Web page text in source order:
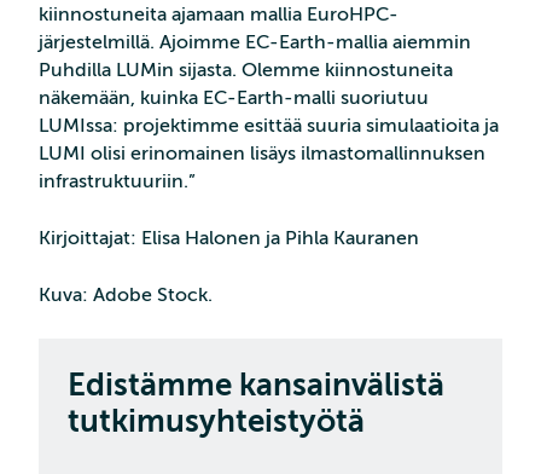
kiinnostuneita ajamaan mallia EuroHPC-
järjestelmillä. Ajoimme EC-Earth-mallia aiemmin
Puhdilla LUMin sijasta. Olemme kiinnostuneita
näkemään, kuinka EC-Earth-malli suoriutuu
LUMIssa: projektimme esittää suuria simulaatioita ja
LUMI olisi erinomainen lisäys ilmastomallinnuksen
infrastruktuuriin.”
Kirjoittajat: Elisa Halonen ja Pihla Kauranen
Kuva: Adobe Stock.
Edistämme kansainvälistä
tutkimusyhteistyötä